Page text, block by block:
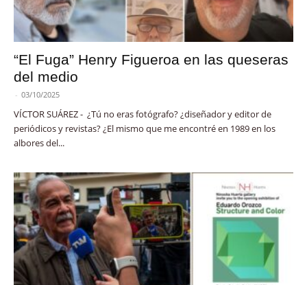
“El Fuga” Henry Figueroa en las queseras
del medio
- 03/10/2025
VÍCTOR SUÁREZ - ¿Tú no eras fotógrafo? ¿diseñador y editor de
periódicos y revistas? ¿El mismo que me encontré en 1989 en los
albores del...